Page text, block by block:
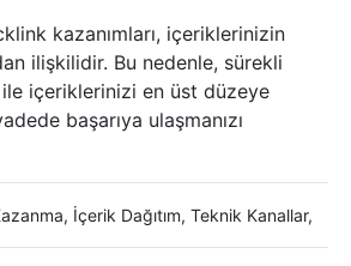
kazanımları, içeriklerinizin
ilişkilidir. Bu nedenle, sürekli
içeriklerinizi en üst düzeye
başarıya ulaşmanızı
, İçerik Dağıtım, Teknik Kanallar,